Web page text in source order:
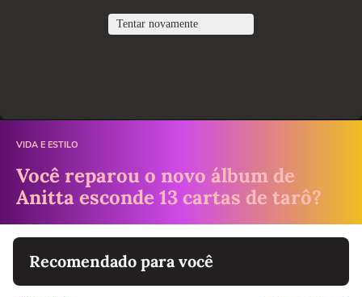
VIDA E ESTILO
Você reparou o novo álbum de
Anitta esconde 13 cartas de tarô?
Recomendado para você